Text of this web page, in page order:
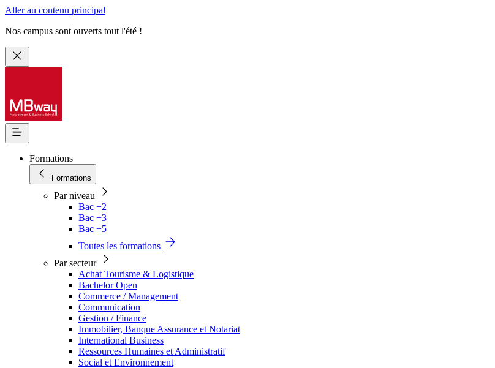
Aller au contenu principal
Nos campus sont ouverts tout l'été !
Formations
Formations
Par niveau
Bac +2
Bac +3
Bac +5
Toutes les formations
Par secteur
Achat Tourisme & Logistique
Bachelor Open
Commerce / Management
Communication
Gestion / Finance
Immobilier, Banque Assurance et Notariat
International Business
Ressources Humaines et Administratif
Social et Environnement